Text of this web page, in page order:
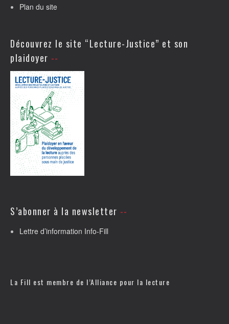
Plan du site
Découvrez le site “Lecture-Justice” et son
plaidoyer
S’abonner à la newsletter
Lettre d’information Info-Fill
La Fill est membre de l’Alliance pour la lecture